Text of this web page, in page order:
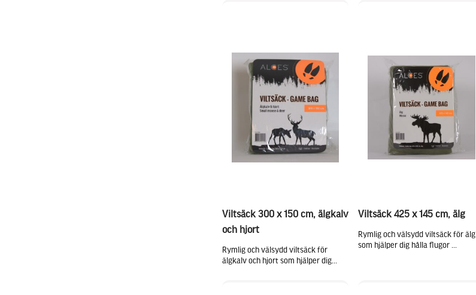
Viltsäck 300 x 150 cm, älgkalv
och hjort
Rymlig och välsydd viltsäck för
älgkalv och hjort som hjälper dig...
Viltsäck 425 x 145 cm, älg
Rymlig och välsydd viltsäck för älg
som hjälper dig hålla flugor ...